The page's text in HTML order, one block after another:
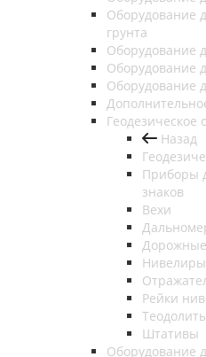
Оборудование
грунта
Оборудование
Оборудование
Оборудование
Геодезическое
Назад
Приборы
знаков
Вехи
Дорожные
Нивелиры
Рейки
Штативы
Оборудование